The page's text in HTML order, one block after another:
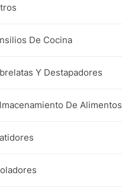
De Cocina
Y Destapadores
De Alimentos